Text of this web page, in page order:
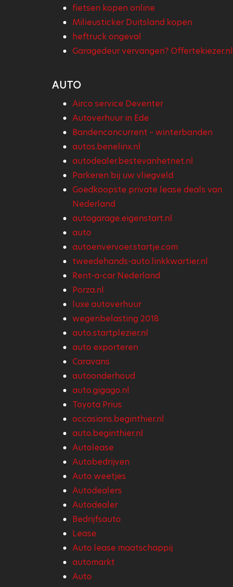
fietsen kopen online
Milieusticker Duitsland kopen
heftruck ongeval
Garagedeur vervangen? Offertekiezer.nl
AUTO
Airco service Deventer
Autoverhuur in Ede
Bandenconcurrent – winterbanden
autos.benelinx.nl
autodealer.bestevanhetnet.nl
Parkeren bij uw vliegveld
Goedkoopste private lease deals van
Nederland
autogarage.eigenstart.nl
auto
autoenvervoer.startje.com
tweedehands-auto.linkkwartier.nl
Rent-a-car Nederland
Porza.nl
luxe autoverhuur
wegenbelasting 2018
auto.startplezier.nl
auto exporteren
Caravans
autoonderhoud
auto.gigago.nl
Toyota Prius
occasions.beginthier.nl
auto.beginthier.nl
Autolease
Autobedrijven
Auto weetjes
Autodealers
Autodealer
Bedrijfsauto
Lease
Auto lease maatschappij
automarkt
Auto